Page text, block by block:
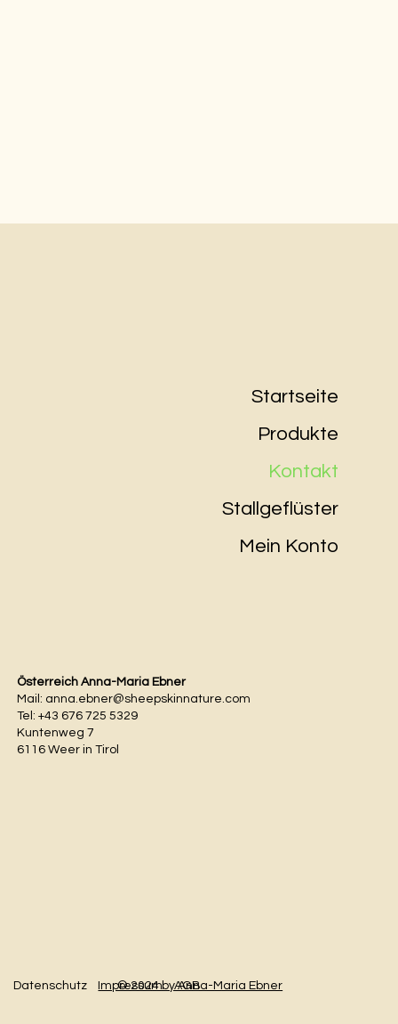
Startseite
Produkte
Kontakt
Stallgeflüster
Mein Konto
Österreich Anna-Maria Ebner
Mail: anna.ebner@sheepskinnature.com
Tel: +43 676 725 5329
Kuntenweg 7
6116 Weer in Tirol
Datenschutz © 2024 by Anna-Maria Ebner
Impressum AGB